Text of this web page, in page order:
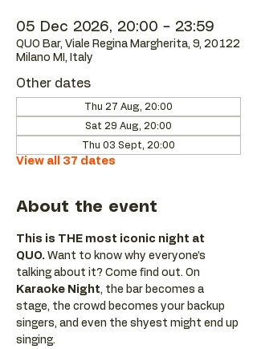
05 Dec 2026, 20:00 – 23:59
QUO Bar, Viale Regina Margherita, 9, 20122
Milano MI, Italy
Other dates
Thu 27 Aug, 20:00
Sat 29 Aug, 20:00
Thu 03 Sept, 20:00
View all 37 dates
About the event
This is THE most iconic night at
QUO. Want to know why everyone’s
talking about it? Come find out. On
Karaoke Night, the bar becomes a
stage, the crowd becomes your backup
singers, and even the shyest might end up
singing.